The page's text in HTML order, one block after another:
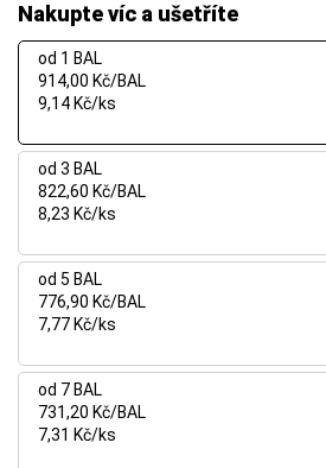
Nakupte víc a ušetříte
od 1 BAL
914,00 Kč/BAL
9,14 Kč/ks
od 3 BAL
822,60 Kč/BAL
8,23 Kč/ks
od 5 BAL
776,90 Kč/BAL
7,77 Kč/ks
od 7 BAL
731,20 Kč/BAL
7,31 Kč/ks